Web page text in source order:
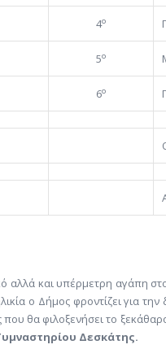
4ο
5ο
6ο
αλλά και υπέρμετρη αγάπη
ο Δήμος φροντίζει για
θα φιλοξενήσει το
Δεσκάτης.